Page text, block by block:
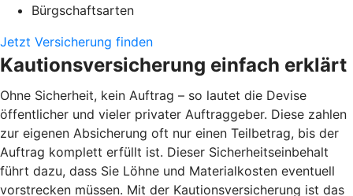
Bürgschaftsarten
Jetzt Versicherung finden
Kautionsversicherung einfach erklärt
Ohne Sicherheit, kein Auftrag – so lautet die Devise
öffentlicher und vieler privater Auftraggeber. Diese zahlen
zur eigenen Absicherung oft nur einen Teilbetrag, bis der
Auftrag komplett erfüllt ist. Dieser Sicherheitseinbehalt
führt dazu, dass Sie Löhne und Materialkosten eventuell
vorstrecken müssen. Mit der Kautionsversicherung ist das